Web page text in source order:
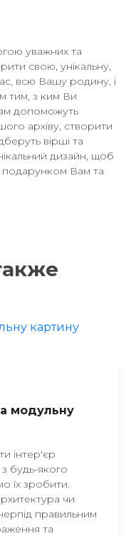
уважних та
свою, унікальну,
всю Вашу родину, і
тим, з ким Ви
допоможуть
архіву, створити
вірші та
дизайн, щоб
Вам та
модульну
інтер'єр
будь-якого
їх зробити.
чи
правильним
та